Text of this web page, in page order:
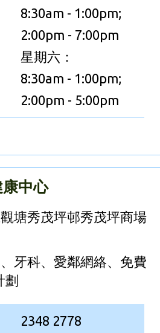
8:30am - 1:00pm;
2:00pm - 7:00pm
星期六：
8:30am - 1:00pm;
2:00pm - 5:00pm
中心
塘秀茂坪邨秀茂坪商場
牙科、愛鄰網絡、免費
劃
2348 2778